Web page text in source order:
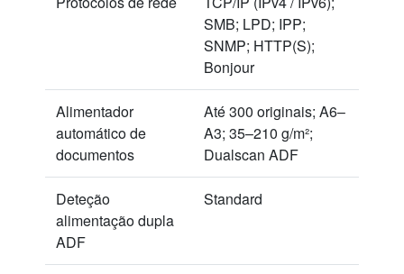
SMB; LPD; IPP;
SNMP; HTTP(S);
Bonjour
Alimentador
automático de
documentos
Até 300 originais; A6–
A3; 35–210 g/m²;
Dualscan ADF
Deteção
alimentação dupla
ADF
Standard